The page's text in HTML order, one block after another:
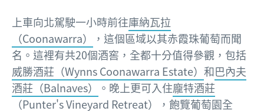
上車向北駕駛一小時前往庫納瓦拉
（Coonawarra）
，這個區域以其赤霞珠葡萄而聞
名。這裡有共20個酒窖，全都十分值得參觀，包括
威勝酒莊（Wynns Coonawarra Estate） 和巴內夫
酒莊（Balnaves）
。晚上更可入住龐特酒莊
（Punter's Vineyard Retreat）
，飽覽葡萄園全